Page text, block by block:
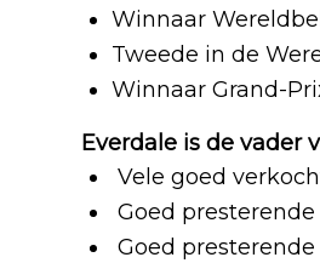
Winnaar
Tweede in de
Winnaar Grand-
Everdale is de vader
Vele goed
Goed presterende
Goed